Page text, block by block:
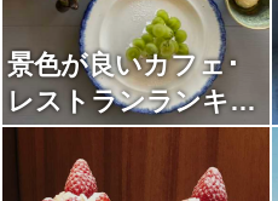
景色が良いカフェ･
レストランランキン